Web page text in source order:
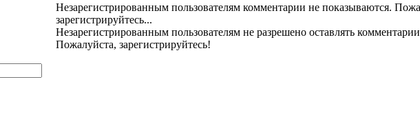
Незарегистрированным пользователям комментарии не показываются.
зарегистрируйтесь...
Незарегистрированным пользователям не разрешено оставлять
Пожалуйста, зарегистрируйтесь!